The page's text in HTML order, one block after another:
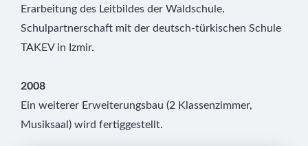
Erarbeitung des Leitbildes der Waldschule.
Schulpartnerschaft mit der deutsch-türkischen Schule
TAKEV in Izmir.
2008
Ein weiterer Erweiterungsbau (2 Klassenzimmer,
Musiksaal) wird fertiggestellt.